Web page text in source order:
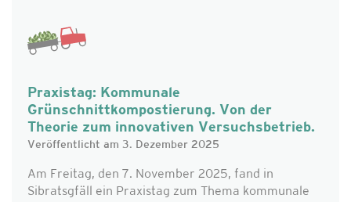
Praxistag: Kommunale
Grünschnittkompostierung. Von der
Theorie zum innovativen Versuchsbetrieb.
Veröffentlicht am 3. Dezember 2025
Am Freitag, den 7. November 2025, fand in
Sibratsgfäll ein Praxistag zum Thema kommunale